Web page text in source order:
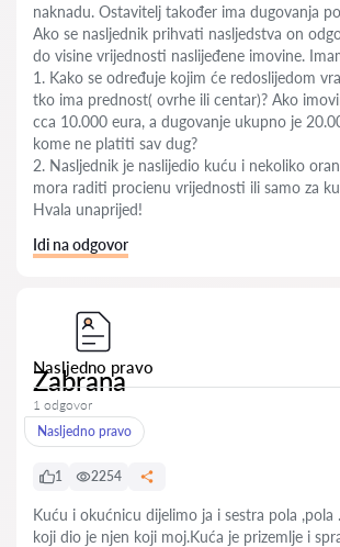
naknadu. Ostavitelj također ima dugovanja
Ako se nasljednik prihvati nasljedstva on
do visine vrijednosti naslijeđene imovine.
1. Kako se određuje kojim će redoslijedom
tko ima prednost( ovrhe ili centar)? Ako
cca 10.000 eura, a dugovanje ukupno je
kome ne platiti sav dug?
2. Nasljednik je naslijedio kuću i nekoliko
mora raditi procienu vrijednosti ili samo za
Hvala unaprijed!
Idi na odgovor
Nasljedno pravo
Zabrana
1 odgovor
Nasljedno pravo
1 2254
Kuću i okućnicu dijelimo ja i sestra pola ,pola
koji dio je njen koji moj.Kuća je prizemlje i